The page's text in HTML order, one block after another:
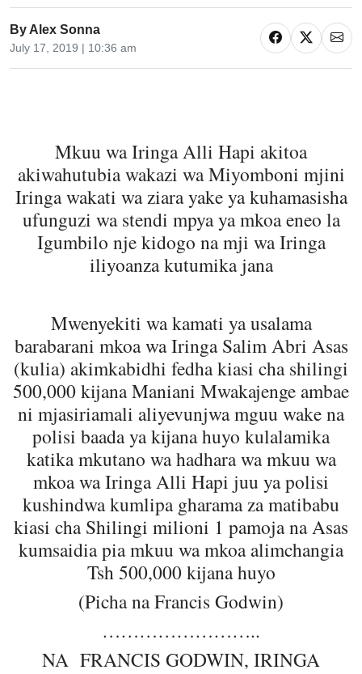
By Alex Sonna
July 17, 2019 | 10:36 am
Mkuu wa Iringa Alli Hapi akitoa
akiwahutubia wakazi wa Miyomboni mjini
Iringa wakati wa ziara yake ya kuhamasisha
ufunguzi wa stendi mpya ya mkoa eneo la
Igumbilo nje kidogo na mji wa Iringa
iliyoanza kutumika jana
Mwenyekiti wa kamati ya usalama
barabarani mkoa wa Iringa Salim Abri Asas
(kulia) akimkabidhi fedha kiasi cha shilingi
500,000 kijana Maniani Mwakajenge ambae
ni mjasiriamali aliyevunjwa mguu wake na
polisi baada ya kijana huyo kulalamika
katika mkutano wa hadhara wa mkuu wa
mkoa wa Iringa Alli Hapi juu ya polisi
kushindwa kumlipa gharama za matibabu
kiasi cha Shilingi milioni 1 pamoja na Asas
kumsaidia pia mkuu wa mkoa alimchangia
Tsh 500,000 kijana huyo
(Picha na Francis Godwin)
……………………..
NA FRANCIS GODWIN, IRINGA